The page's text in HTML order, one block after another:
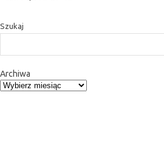
Szukaj
Archiwa